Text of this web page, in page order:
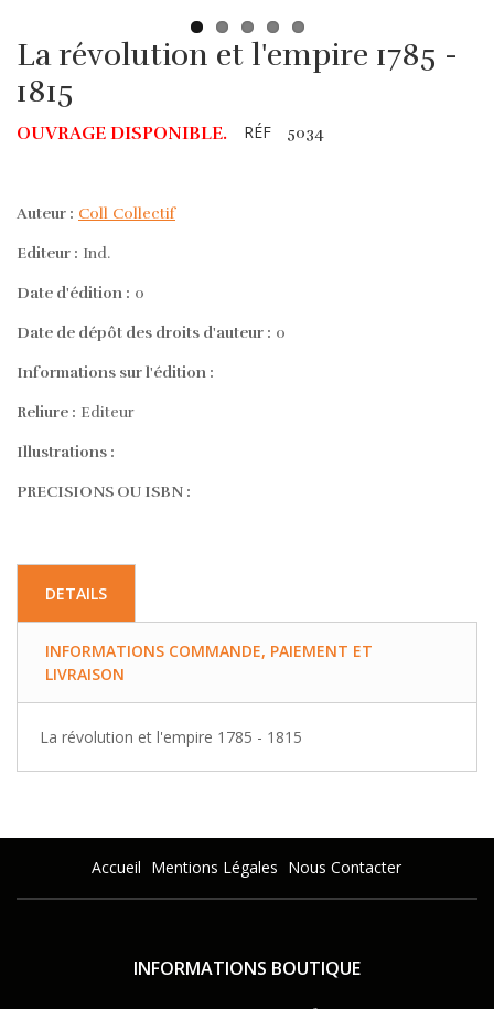
La révolution et l'empire 1785 -
1815
OUVRAGE DISPONIBLE. RÉF 5034
Auteur : Coll Collectif
Editeur : Ind.
Date d'édition : 0
Date de dépôt des droits d'auteur : 0
Informations sur l'édition :
Reliure : Editeur
Illustrations :
PRECISIONS OU ISBN :
DETAILS
INFORMATIONS COMMANDE, PAIEMENT ET
LIVRAISON
La révolution et l'empire 1785 - 1815
Accueil Mentions Légales Nous Contacter
INFORMATIONS BOUTIQUE